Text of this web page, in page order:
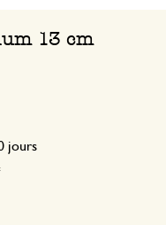
13 cm
jours